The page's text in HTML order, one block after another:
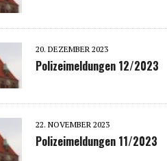
20. DEZEMBER 2023
Polizeimeldungen 12/2023
22. NOVEMBER 2023
Polizeimeldungen 11/2023